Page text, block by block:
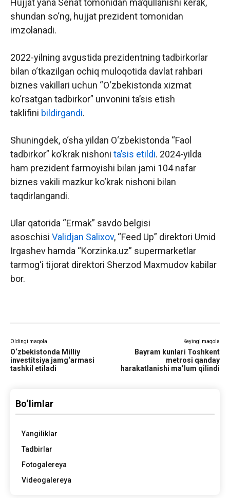
Hujjat yana Senat tomonidan ma’qullanishi kerak,
shundan so‘ng, hujjat prezident tomonidan
imzolanadi.
2022-yilning avgustida prezidentning tadbirkorlar
bilan o‘tkazilgan ochiq muloqotida davlat rahbari
biznes vakillari uchun “O‘zbekistonda xizmat
ko‘rsatgan tadbirkor” unvonini ta’sis etish
taklifini bildirgandi.
Shuningdek, o‘sha yildan O‘zbekistonda “Faol
tadbirkor” ko‘krak nishoni ta’sis etildi. 2024-yilda
ham prezident farmoyishi bilan jami 104 nafar
biznes vakili mazkur ko‘krak nishoni bilan
taqdirlangandi.
Ular qatorida “Ermak” savdo belgisi
asoschisi Validjan Salixov, “Feed Up” direktori Umid
Irgashev hamda “Korzinka.uz” supermarketlar
tarmog‘i tijorat direktori Sherzod Maxmudov kabilar
bor.
Oldingi maqola
O‘zbekistonda Milliy
investitsiya jamg‘armasi
tashkil etiladi
Keyingi maqola
Bayram kunlari Toshkent
metrosi qanday
harakatlanishi ma’lum qilindi
Bo‘limlar
Yangiliklar
Tadbirlar
Fotogalereya
Videogalereya